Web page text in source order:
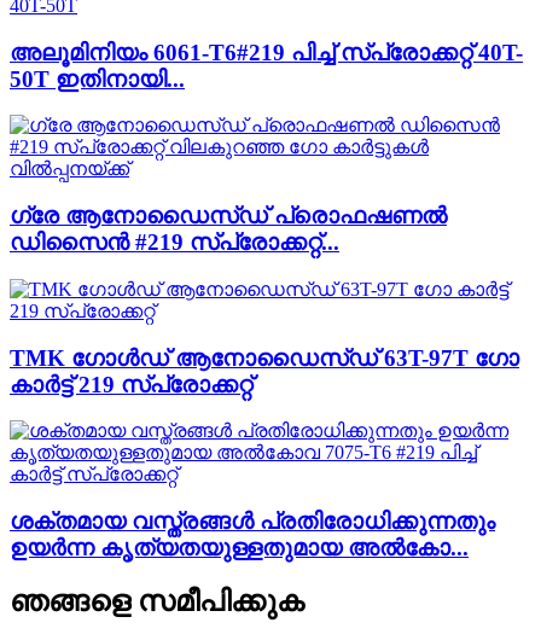
അലൂമിനിയം 6061-T6#219 പിച്ച് സ്‌പ്രോക്കറ്റ് 40T-
50T ഇതിനായി...
ഗ്രേ ആനോഡൈസ്ഡ് പ്രൊഫഷണൽ
ഡിസൈൻ #219 സ്‌പ്രോക്കറ്റ്...
TMK ഗോൾഡ് ആനോഡൈസ്ഡ് 63T-97T ഗോ
കാർട്ട് 219 സ്‌പ്രോക്കറ്റ്
ശക്തമായ വസ്ത്രങ്ങൾ പ്രതിരോധിക്കുന്നതും
ഉയർന്ന കൃത്യതയുള്ളതുമായ അൽകോ...
ഞങ്ങളെ സമീപിക്കുക